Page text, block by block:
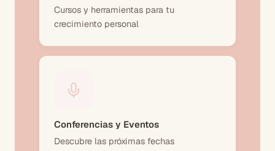
Cursos y herramientas para tu
crecimiento personal
Conferencias y Eventos
Descubre las próximas fechas